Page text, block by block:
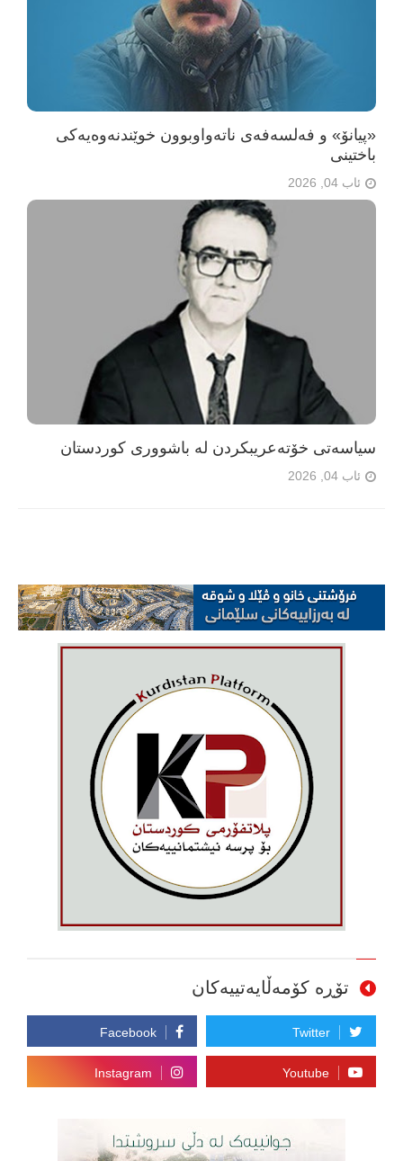
«پیانۆ» و فەلسەفەی ناتەواوبوون خوێندنەوەیەکی
باختینی
ئاب 04, 2026
سیاسەتی خۆتەعریبکردن لە باشووری کوردستان
ئاب 04, 2026
تۆڕە کۆمەڵایەتییەکان